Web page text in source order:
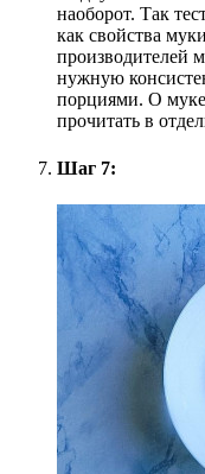
наоборот. Так
как свойства
производителей
нужную
порциями. О
прочитать в
Шаг 7: